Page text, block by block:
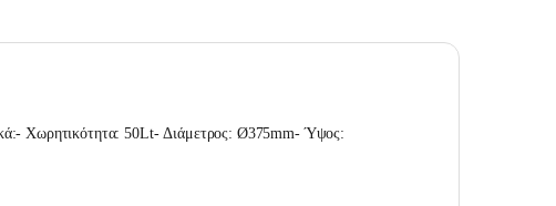
Χωρητικότητα: 50Lt- Διάμετρος: Ø375mm- Ύψος: